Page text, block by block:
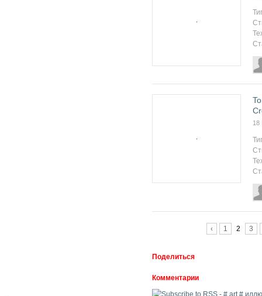
‹ 1 2 3
Поделиться
Комментарии